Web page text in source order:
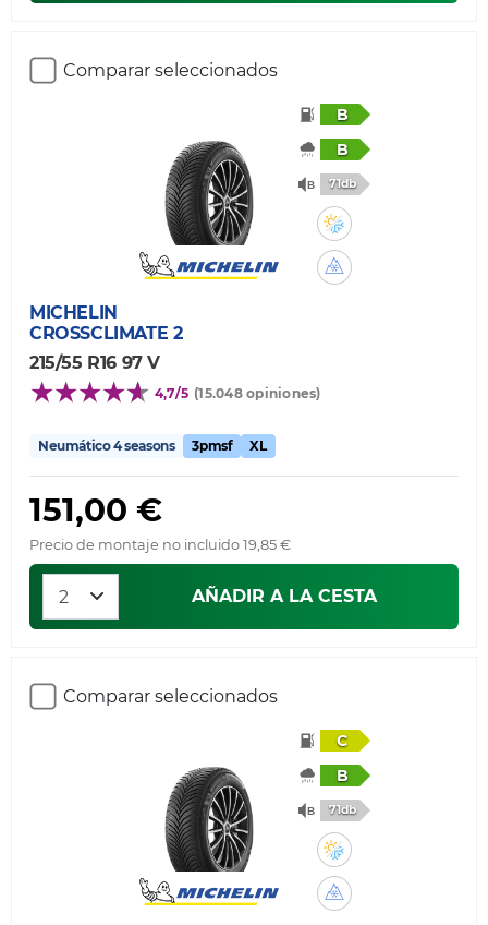
Comparar seleccionados
B
B
71db
MICHELIN
CROSSCLIMATE 2
215/55 R16 97 V
4,7/5 (15.048 opiniones)
Neumático 4 seasons 3pmsf XL
151,00 €
Precio de montaje no incluido 19,85 €
AÑADIR A LA CESTA
Comparar seleccionados
C
B
71db